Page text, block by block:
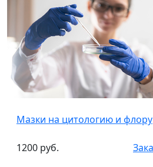
Мазки на цитологию и флору
1200 руб.